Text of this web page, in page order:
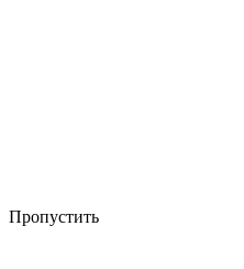
Пропустить